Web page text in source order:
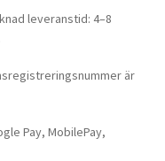
leveranstid: 4–8
är
Pay, MobilePay,